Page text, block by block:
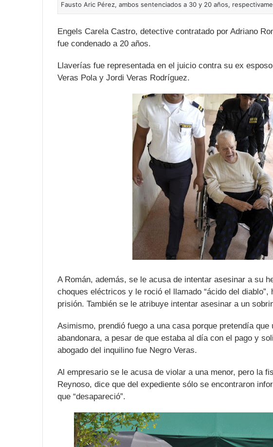
Fausto Aric Pérez, ambos sentenciados a 30 y 20 años,
Engels Carela Castro, detective contratado por Adriano
fue condenado a 20 años.
Llaverías fue representada en el juicio contra su ex
Veras Pola y Jordi Veras Rodríguez.
A Román, además, se le acusa de intentar asesinar a su
choques eléctricos y le roció el llamado “ácido del
prisión. También se le atribuye intentar asesinar a un
Asimismo, prendió fuego a una casa porque pretendía que
abandonara, a pesar de que estaba al día con el pago y
abogado del inquilino fue Negro Veras.
Al empresario se le acusa de violar a una menor, pero la
Reynoso, dice que del expediente sólo se encontraron
que “desapareció”.